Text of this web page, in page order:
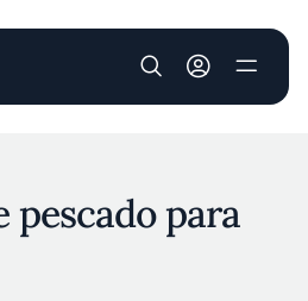
User account
pescado para